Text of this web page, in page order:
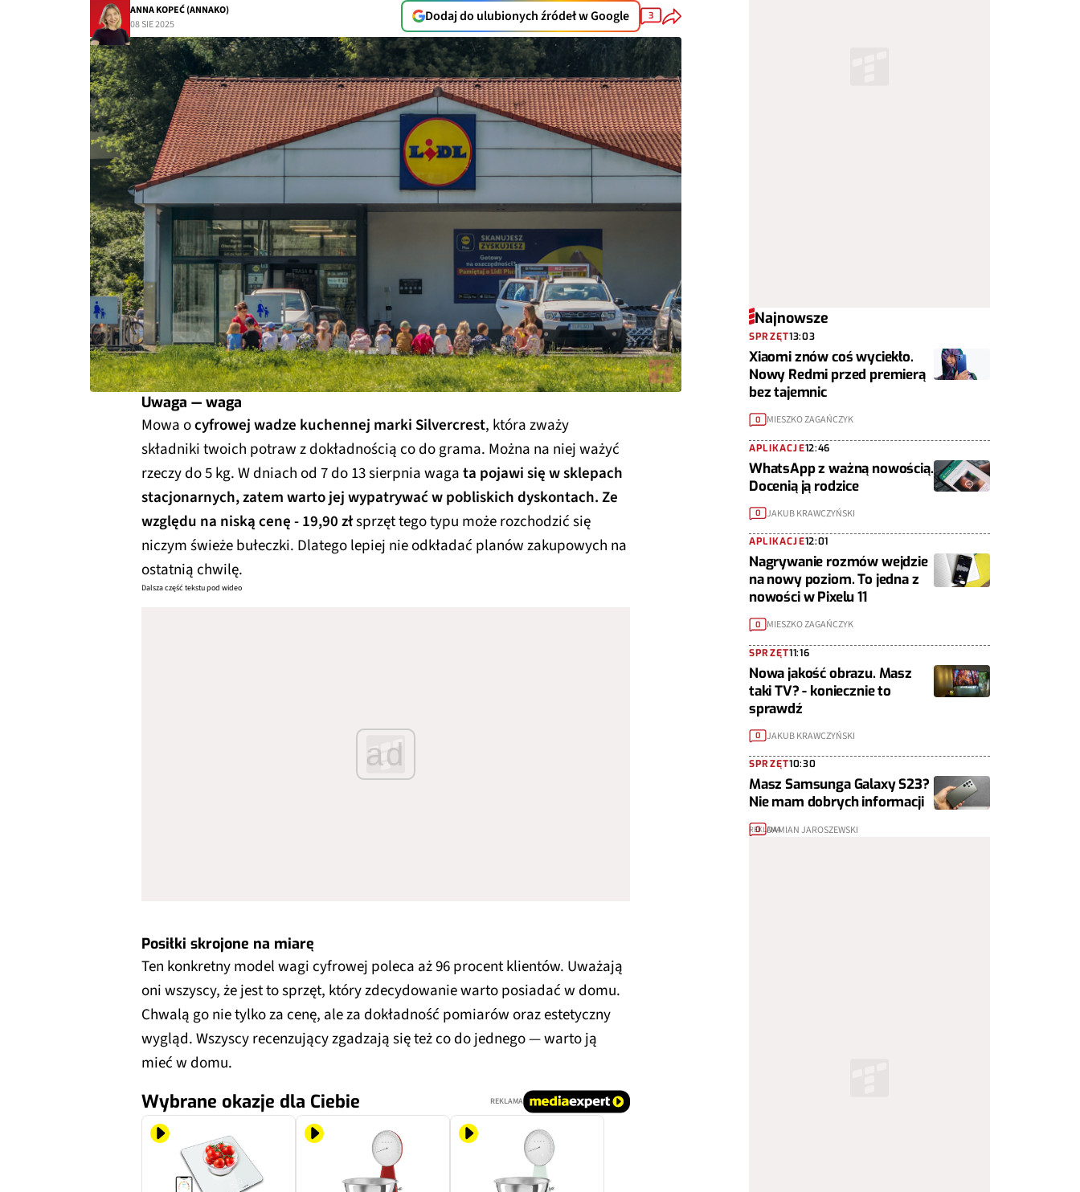
ANNA KOPEĆ (ANNAKO)
08 SIE 2025
Dodaj do ulubionych źródeł w Google 3
Uwaga — waga
Mowa ocyfrowej wadze kuchennej marki Silvercrest, która zważy
składniki twoich potraw z dokładnością co do grama. Można na niej ważyć
rzeczy do 5 kg. W dniach od 7 do 13 sierpnia wagata pojawi się w sklepach
stacjonarnych, zatem warto jej wypatrywać w pobliskich dyskontach. Ze
względu na niską cenę - 19,90 złsprzęt tego typu może rozchodzić się
niczym świeże bułeczki. Dlatego lepiej nie odkładać planów zakupowych na
ostatnią chwilę.
Dalsza część tekstu pod wideo
ad
Posiłki skrojone na miarę
Ten konkretny model wagi cyfrowej poleca aż 96 procent klientów. Uważają
oni wszyscy, że jest to sprzęt, który zdecydowanie warto posiadać w domu.
Chwalą go nie tylko za cenę, ale za dokładność pomiarów oraz estetyczny
wygląd. Wszyscy recenzujący zgadzają się też co do jednego — warto ją
mieć w domu.
Wybrane okazje dla Ciebie REKLAMA
Najnowsze
SPRZĘT13:03
Xiaomi znów coś wyciekło.
Nowy Redmi przed premierą
bez tajemnic
0 MIESZKO ZAGAŃCZYK
APLIKACJE12:46
WhatsApp z ważną nowością.
Docenią ją rodzice
0 JAKUB KRAWCZYŃSKI
APLIKACJE12:01
Nagrywanie rozmów wejdzie
na nowy poziom. To jedna z
nowości w Pixelu 11
0 MIESZKO ZAGAŃCZYK
SPRZĘT11:16
Nowa jakość obrazu. Masz
taki TV? - koniecznie to
sprawdź
0 JAKUB KRAWCZYŃSKI
SPRZĘT10:30
Masz Samsunga Galaxy S23?
Nie mam dobrych informacji
0 DAMIAN JAROSZEWSKI